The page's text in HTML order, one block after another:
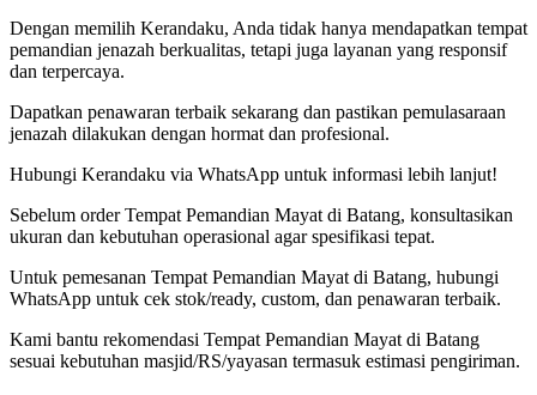
Dengan memilih Kerandaku, Anda tidak hanya mendapatkan tempat
pemandian jenazah berkualitas, tetapi juga layanan yang responsif
dan terpercaya.
Dapatkan penawaran terbaik sekarang dan pastikan pemulasaraan
jenazah dilakukan dengan hormat dan profesional.
Hubungi Kerandaku via WhatsApp untuk informasi lebih lanjut!
Sebelum order Tempat Pemandian Mayat di Batang, konsultasikan
ukuran dan kebutuhan operasional agar spesifikasi tepat.
Untuk pemesanan Tempat Pemandian Mayat di Batang, hubungi
WhatsApp untuk cek stok/ready, custom, dan penawaran terbaik.
Kami bantu rekomendasi Tempat Pemandian Mayat di Batang
sesuai kebutuhan masjid/RS/yayasan termasuk estimasi pengiriman.